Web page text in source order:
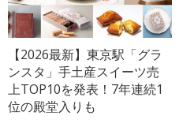
【2026最新】東京駅「グラ
ンスタ」手土産スイーツ売
上TOP10を発表！7年連続1
位の殿堂入りも